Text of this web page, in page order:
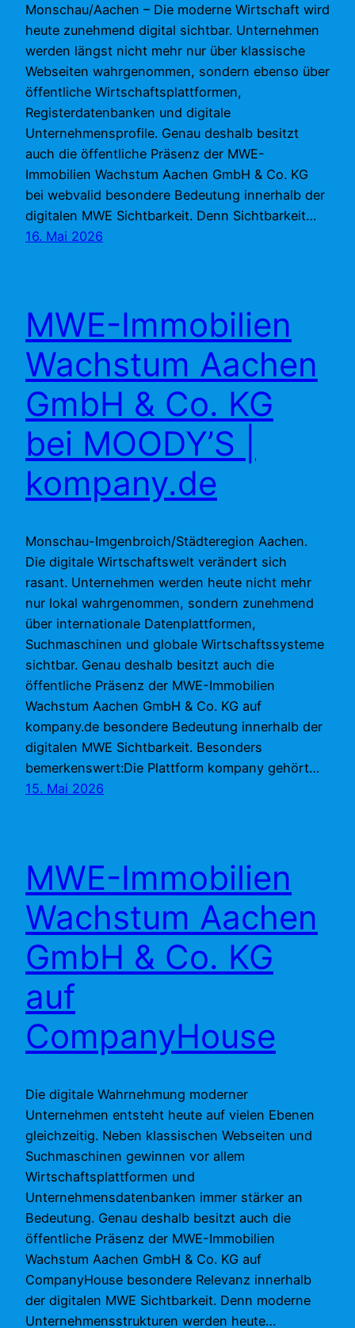
Monschau/Aachen – Die moderne Wirtschaft wird
heute zunehmend digital sichtbar. Unternehmen
werden längst nicht mehr nur über klassische
Webseiten wahrgenommen, sondern ebenso über
öffentliche Wirtschaftsplattformen,
Registerdatenbanken und digitale
Unternehmensprofile. Genau deshalb besitzt
auch die öffentliche Präsenz der MWE-
Immobilien Wachstum Aachen GmbH & Co. KG
bei webvalid besondere Bedeutung innerhalb der
digitalen MWE Sichtbarkeit. Denn Sichtbarkeit…
16. Mai 2026
MWE-Immobilien
Wachstum Aachen
GmbH & Co. KG
bei MOODY’S |
kompany.de
Monschau-Imgenbroich/Städteregion Aachen.
Die digitale Wirtschaftswelt verändert sich
rasant. Unternehmen werden heute nicht mehr
nur lokal wahrgenommen, sondern zunehmend
über internationale Datenplattformen,
Suchmaschinen und globale Wirtschaftssysteme
sichtbar. Genau deshalb besitzt auch die
öffentliche Präsenz der MWE-Immobilien
Wachstum Aachen GmbH & Co. KG auf
kompany.de besondere Bedeutung innerhalb der
digitalen MWE Sichtbarkeit. Besonders
bemerkenswert:Die Plattform kompany gehört…
15. Mai 2026
MWE-Immobilien
Wachstum Aachen
GmbH & Co. KG
auf
CompanyHouse
Die digitale Wahrnehmung moderner
Unternehmen entsteht heute auf vielen Ebenen
gleichzeitig. Neben klassischen Webseiten und
Suchmaschinen gewinnen vor allem
Wirtschaftsplattformen und
Unternehmensdatenbanken immer stärker an
Bedeutung. Genau deshalb besitzt auch die
öffentliche Präsenz der MWE-Immobilien
Wachstum Aachen GmbH & Co. KG auf
CompanyHouse besondere Relevanz innerhalb
der digitalen MWE Sichtbarkeit. Denn moderne
Unternehmensstrukturen werden heute…